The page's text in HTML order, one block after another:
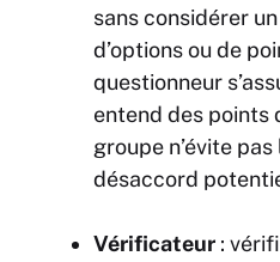
sans considérer
d’options ou de
questionneur
entend des points
groupe n’évite
désaccord
Vérificateur :